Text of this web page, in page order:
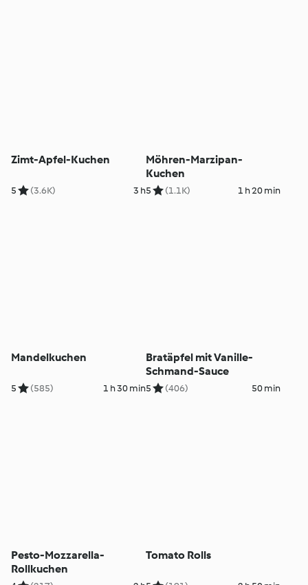
Zimt-Apfel-Kuchen
5 (3.6K) 3 h
Möhren-Marzipan-
Kuchen
5 (1.1K) 1 h 20 min
Mandelkuchen
5 (585) 1 h 30 min
Bratäpfel mit Vanille-
Schmand-Sauce
5 (406) 50 min
Pesto-Mozzarella-
Rollkuchen
Tomato Rolls